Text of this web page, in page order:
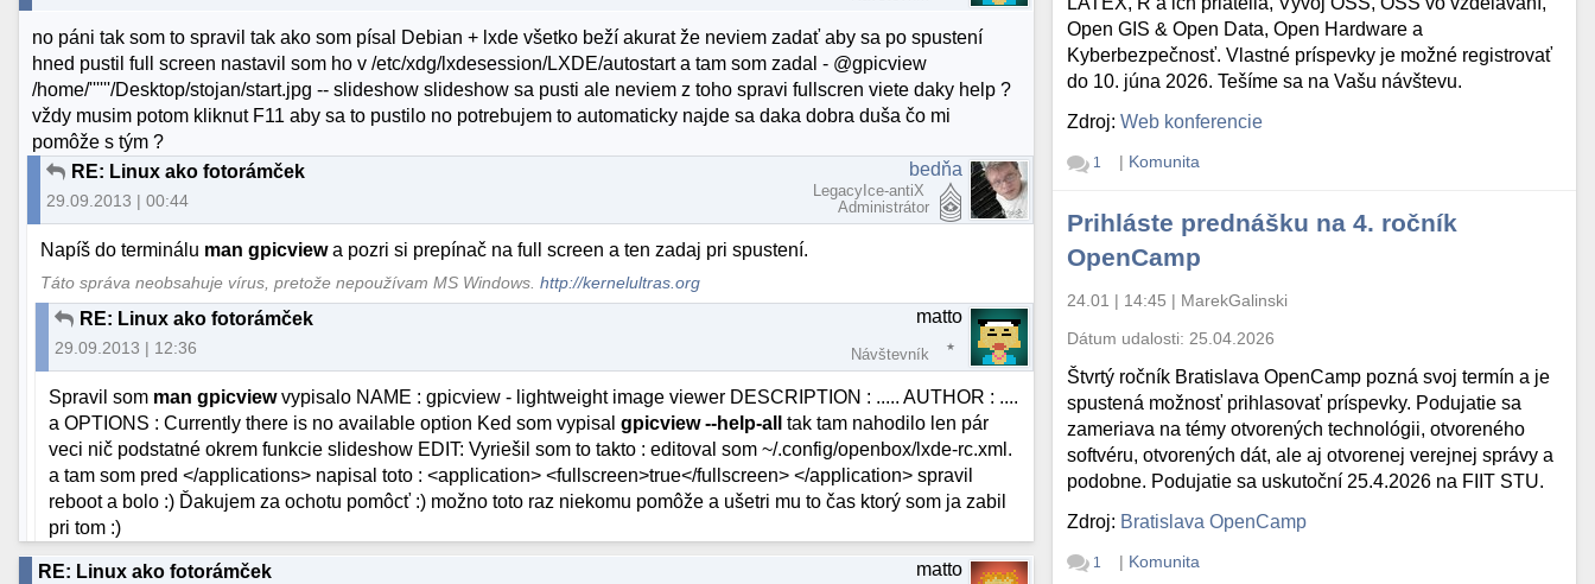
no páni tak som to spravil tak ako som písal Debian + lxde všetko beží akurat že neviem zadať aby sa po spustení
hned pustil full screen nastavil som ho v /etc/xdg/lxdesession/LXDE/autostart a tam som zadal - @gpicview
/home/''''''/Desktop/stojan/start.jpg -- slideshow slideshow sa pusti ale neviem z toho spravi fullscren viete daky help ?
vždy musim potom kliknut F11 aby sa to pustilo no potrebujem to automaticky najde sa daka dobra duša čo mi
pomôže s tým ?
RE: Linux ako fotorámček
29.09.2013 | 00:44
bedňa
LegacyIce-antiX
Administrátor
Napíš do terminálu man gpicviewa pozri si prepínač na full screen a ten zadaj pri spustení.
Táto správa neobsahuje vírus, pretože nepoužívam MS Windows.http://kernelultras.org
RE: Linux ako fotorámček
29.09.2013 | 12:36
matto
Návštevník
Spravil som man gpicviewvypisalo NAME : gpicview - lightweight image viewer DESCRIPTION : ..... AUTHOR : ....
a OPTIONS : Currently there is no available option Ked som vypisalgpicview --help-all
tak tam nahodilo len pár
veci nič podstatné okrem funkcie slideshow EDIT: Vyriešil som to takto : editoval som ~/.config/openbox/lxde-rc.xml.
a tam som pred </applications> napisal toto : <application> <fullscreen>true</fullscreen> </application> spravil
reboot a bolo :) Ďakujem za ochotu pomôcť :) možno toto raz niekomu pomôže a ušetri mu to čas ktorý som ja zabil
pri tom :)
RE: Linux ako fotorámček matto
Open GIS & Open Data, Open Hardware a
Kyberbezpečnosť. Vlastné príspevky je možné registrovať
do 10. júna 2026. Tešíme sa na Vašu návštevu.
Zdroj:Web konferencie
1 | Komunita
Prihláste prednášku na 4. ročník
OpenCamp
24.01 | 14:45 | MarekGalinski
Dátum udalosti: 25.04.2026
Štvrtý ročník Bratislava OpenCamp pozná svoj termín a je
spustená možnosť prihlasovať príspevky. Podujatie sa
zameriava na témy otvorených technológii, otvoreného
softvéru, otvorených dát, ale aj otvorenej verejnej správy a
podobne. Podujatie sa uskutoční 25.4.2026 na FIIT STU.
Zdroj: Bratislava OpenCamp
1 | Komunita